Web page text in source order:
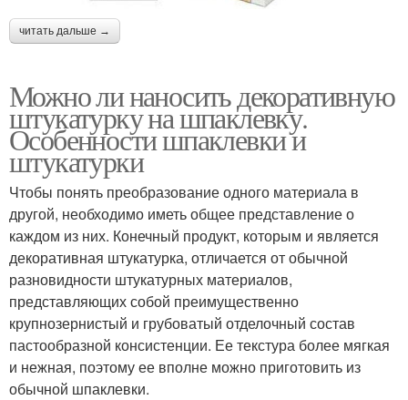
читать дальше →
Можно ли наносить декоративную
штукатурку на шпаклевку.
Особенности шпаклевки и
штукатурки
Чтобы понять преобразование одного материала в
другой, необходимо иметь общее представление о
каждом из них. Конечный продукт, которым и является
декоративная штукатурка, отличается от обычной
разновидности штукатурных материалов,
представляющих собой преимущественно
крупнозернистый и грубоватый отделочный состав
пастообразной консистенции. Ее текстура более мягкая
и нежная, поэтому ее вполне можно приготовить из
обычной шпаклевки.